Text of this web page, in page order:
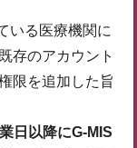
いる医療機関に
存のアカウント
限を追加した旨
日以降にG-MIS